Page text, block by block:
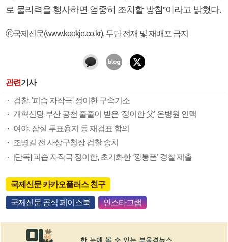
로 물리력을 행사하면 엄중히 조치할 방침”이라고 밝혔다.
ⓒ국제신문(www.kookje.co.kr), 무단 전재 및 재배포 금지
관련기사
검찰, '피습 자작극' 정이한 구속기소
개혁신당 부산 공천 줄줄이 받은 ‘정이한 父’ 온병원 인맥
여야, 잠실 투표용지 등 재검표 합의
조병길 전 사상구청장 검찰 송치
[단독] 피습 자작극 정이한, 초기화한 ‘깡통폰’ 경찰 제출
국제신문 카카오플러스 친구
국제신문 공식 페이스북 인스타그램